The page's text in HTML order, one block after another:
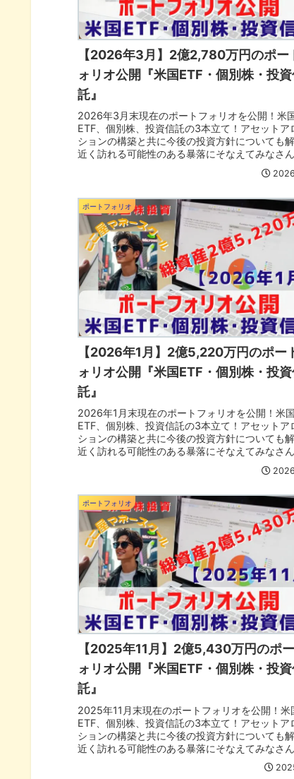
【2026年3月】2億2,780万円のポー
ォリオ公開『米国ETF・個別株・投
託』
2026年3月末現在のポートフォリオを公開！米
ETF、個別株、投資信託の3本立て！アセットア
ションの構築と共に今後の投資方針についても解
近く訪れる可能性のある暴落にそなえてみなさ
ポートフォリオ
【2026年1月】2億5,220万円のポー
ォリオ公開『米国ETF・個別株・投
託』
2026年1月末現在のポートフォリオを公開！米国
ETF、個別株、投資信託の3本立て！アセットア
ションの構築と共に今後の投資方針についても解
近く訪れる可能性のある暴落にそなえてみなさ
ポートフォリオ
【2025年11月】2億5,430万円のポ
ォリオ公開『米国ETF・個別株・投
託』
2025年11月末現在のポートフォリオを公開！米
ETF、個別株、投資信託の3本立て！アセットア
ションの構築と共に今後の投資方針についても解
近く訪れる可能性のある暴落にそなえてみなさ